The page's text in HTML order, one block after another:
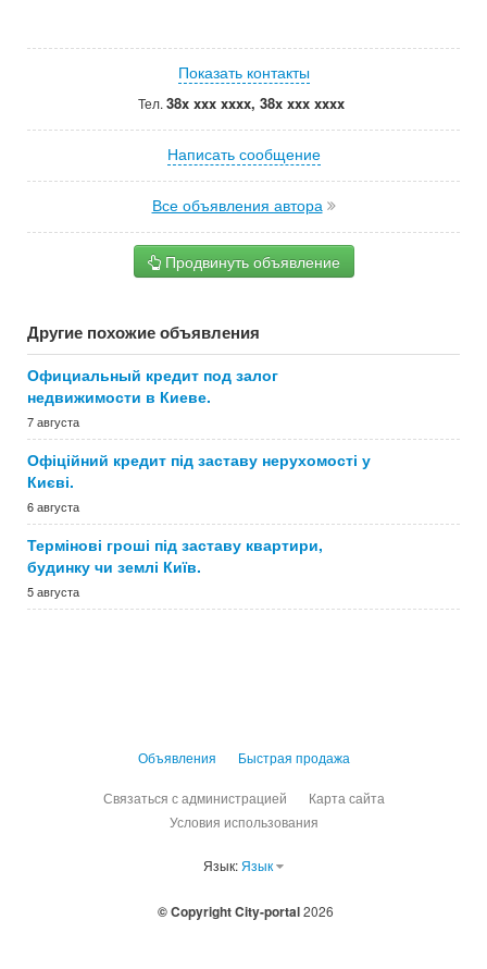
Показать контакты
Тел. 38x xxx xxxx, 38x xxx xxxx
Написать сообщение
Все объявления автора
Продвинуть объявление
Другие похожие объявления
Официальный кредит под залог
недвижимости в Киеве.
7 августа
Офіційний кредит під заставу нерухомості у
Києві.
6 августа
Термінові гроші під заставу квартири,
будинку чи землі Київ.
5 августа
Объявления Быстрая продажа
Связаться с администрацией
Карта сайта
Условия использования
Язык: Язык
© Copyright City-portal2026